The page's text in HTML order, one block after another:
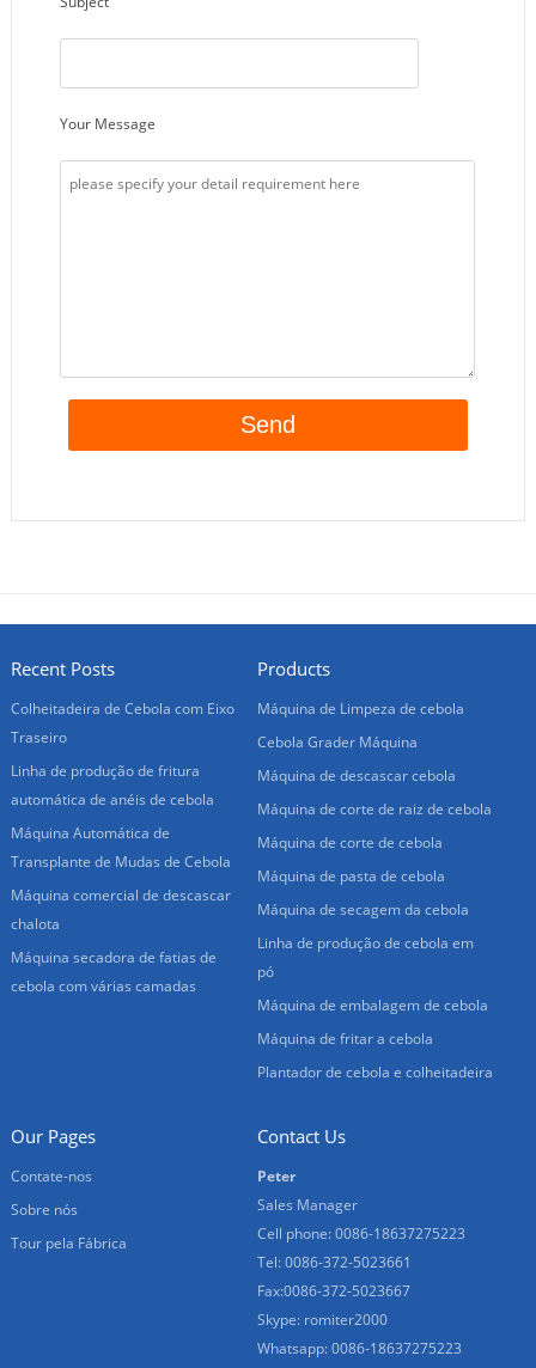
Your Message
Recent Posts
Colheitadeira de Cebola com Eixo
Traseiro
Linha de produção de fritura
automática de anéis de cebola
Máquina Automática de
Transplante de Mudas de Cebola
Máquina comercial de descascar
chalota
Máquina secadora de fatias de
cebola com várias camadas
Products
Máquina de Limpeza de cebola
Cebola Grader Máquina
Máquina de descascar cebola
Máquina de corte de raiz de cebola
Máquina de corte de cebola
Máquina de pasta de cebola
Máquina de secagem da cebola
Linha de produção de cebola em
pó
Máquina de embalagem de cebola
Máquina de fritar a cebola
Plantador de cebola e colheitadeira
Our Pages
Contate-nos
Sobre nós
Tour pela Fábrica
Contact Us
Peter
Sales Manager
Cell phone: 0086-18637275223
Tel: 0086-372-5023661
Fax:0086-372-5023667
Skype: romiter2000
Whatsapp: 0086-18637275223